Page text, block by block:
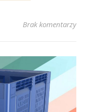
Brak komentarzy